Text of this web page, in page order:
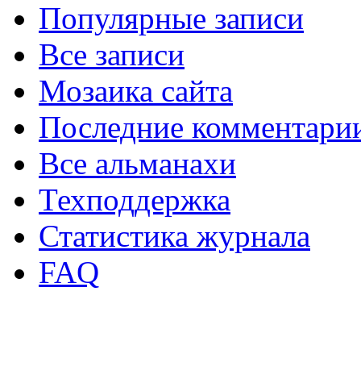
Популярные записи
Все записи
Мозаика сайта
Последние
Все альманахи
Техподдержка
Статистика журнала
FAQ